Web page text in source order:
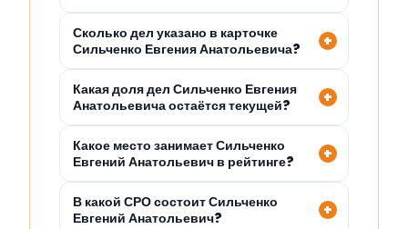
Сколько дел указано в карточке
Сильченко Евгения Анатольевича?
Какая доля дел Сильченко Евгения
Анатольевича остаётся текущей?
Какое место занимает Сильченко
Евгений Анатольевич в рейтинге?
В какой СРО состоит Сильченко
Евгений Анатольевич?